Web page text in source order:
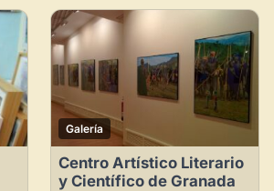
Galería
Centro Artístico Literario
y Científico de Granada